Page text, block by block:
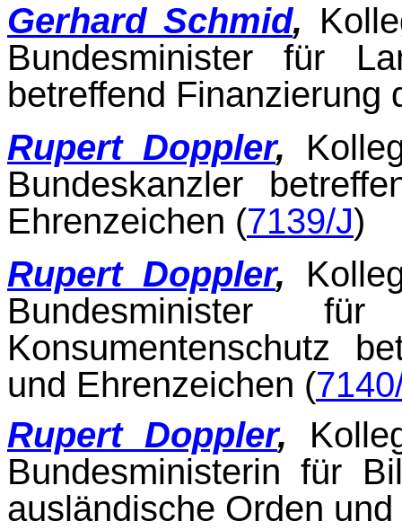
Gerhard Schmid,
Bundesminister für
betreffend Finanzierung
Rupert Doppler,
Bundeskanzler
Ehrenzeichen (7139/J)
Rupert Doppler,
Bundesminister
Konsumentenschutz
und Ehrenzeichen (
Rupert Doppler,
Bundesministerin für
ausländische Orden